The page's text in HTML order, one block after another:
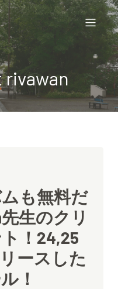
rivawan
も無料だ
生のクリ
！24,25
ースした
！